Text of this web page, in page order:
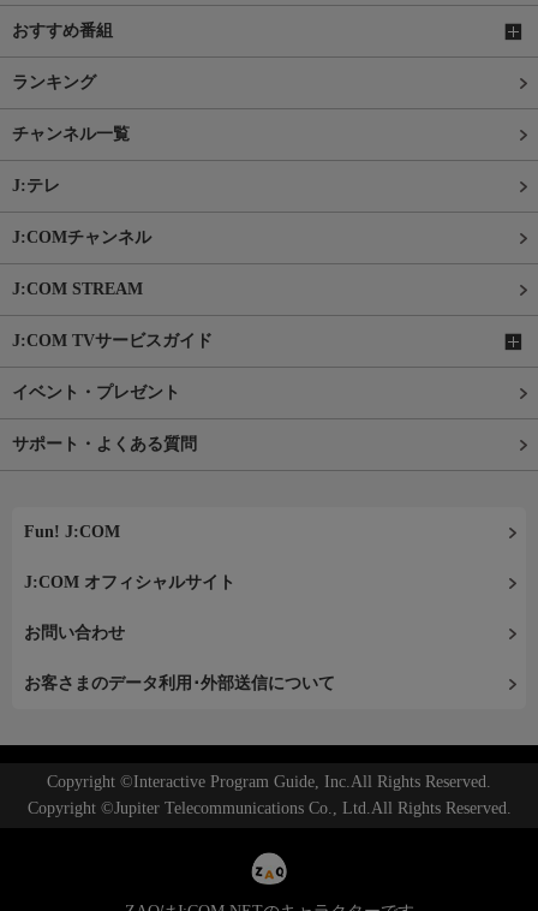
おすすめ番組
ランキング
チャンネル一覧
J:テレ
J:COMチャンネル
J:COM STREAM
J:COM TVサービスガイド
イベント・プレゼント
サポート・よくある質問
Fun! J:COM
J:COM オフィシャルサイト
お問い合わせ
お客さまのデータ利用･外部送信について
Copyright ©Interactive Program Guide, Inc.All Rights Reserved.
Copyright ©Jupiter Telecommunications Co., Ltd.All Rights Reserved.